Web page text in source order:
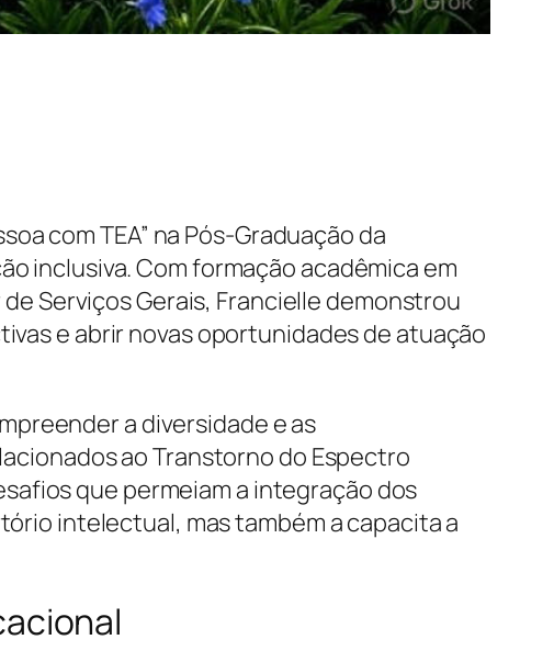
com TEA” na Pós-Graduação da
inclusiva. Com formação acadêmica em
Serviços Gerais, Francielle demonstrou
e abrir novas oportunidades de atuação
a diversidade e as
ao Transtorno do Espectro
que permeiam a integração dos
intelectual, mas também a capacita a